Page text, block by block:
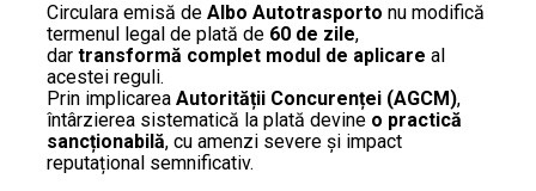
Circulara emisă de Albo Autotrasporto nu modifică
termenul legal de plată de 60 de zile,
dar transformă complet modul de aplicare al
acestei reguli.
Prin implicarea Autorității Concurenței (AGCM),
întârzierea sistematică la plată devine o practică
sancționabilă, cu amenzi severe și impact
reputațional semnificativ.